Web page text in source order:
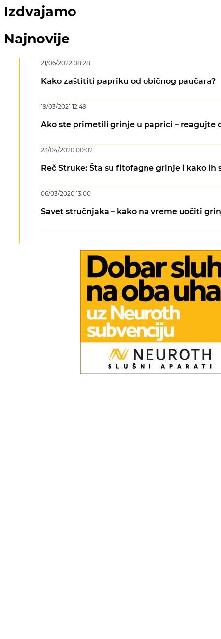
Izdvajamo
Najnovije
Kako zaštititi papriku od običnog paučara?
21/06/2022 08:28
Ako ste primetili grinje u paprici – reagujte
19/03/2021 12:49
Reč Struke: Šta su fitofagne grinje i kako ih
23/04/2020 00:02
Savet stručnjaka – kako na vreme uočiti
06/03/2020 13:00